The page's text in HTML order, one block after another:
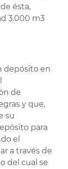
ésta,
3.000 m3
depósito en
de
y que,
su
para
el
a través de
del cual se